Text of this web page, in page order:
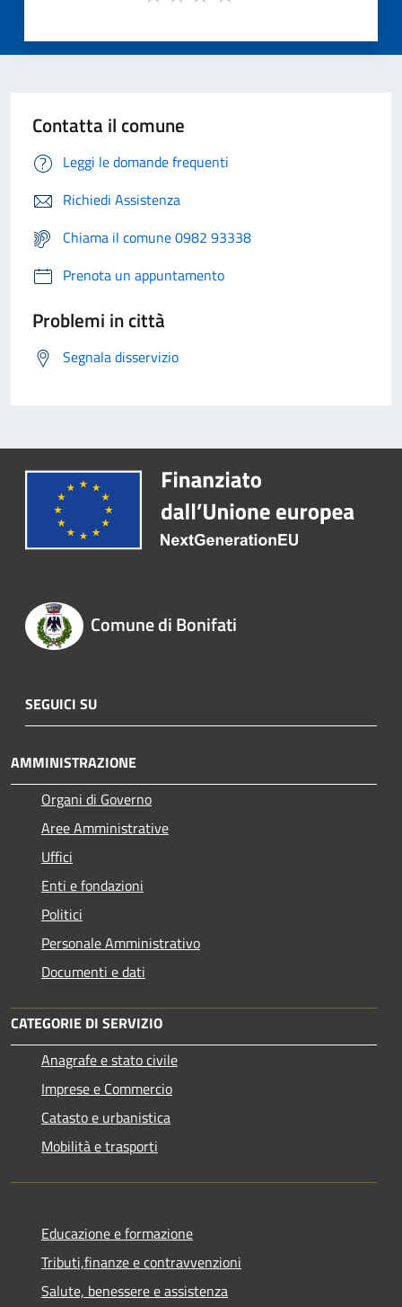
Contatta il comune
Leggi le domande frequenti
Richiedi Assistenza
Chiama il comune 0982 93338
Prenota un appuntamento
Problemi in città
Segnala disservizio
Comune di Bonifati
SEGUICI SU
AMMINISTRAZIONE
Organi di Governo
Aree Amministrative
Uffici
Enti e fondazioni
Politici
Personale Amministrativo
Documenti e dati
CATEGORIE DI SERVIZIO
Anagrafe e stato civile
Imprese e Commercio
Catasto e urbanistica
Mobilità e trasporti
Educazione e formazione
Tributi,finanze e contravvenzioni
Salute, benessere e assistenza